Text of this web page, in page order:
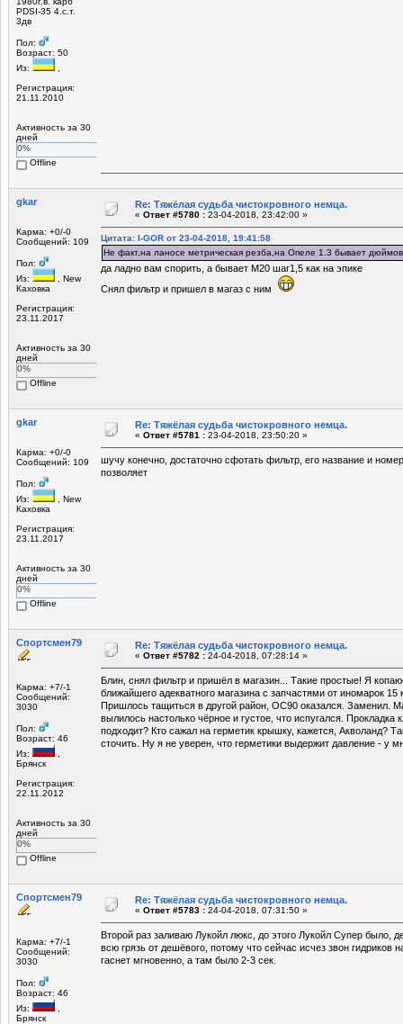
PDSI-35 4.с.т.
3дв
Пол:
Возраст: 50
Из:
Регистрация:
21.11.2010
Активность за 30
дней
0%
Offline
gkar
Карма: +0/-0
Сообщений: 109
Пол:
Из:
, New
Каховка
Регистрация:
23.11.2017
Активность за 30
дней
0%
Offline
Re: Тяжёлая судьба чистокровного немца.
« Ответ #5780 : 23-04-2018, 23:42:00 »
Цитата: I-GOR от 23-04-2018, 19:41:58
Не факт,на ланосе метрическая резба,на Опеле 1.3 бывает
да ладно вам спорить, а бывает М20 шаг1,5 как на эпике
Снял фильтр и пришел в магаз с ним
gkar
Карма: +0/-0
Сообщений: 109
Пол:
Из:
, New
Каховка
Регистрация:
23.11.2017
Активность за 30
дней
0%
Offline
Re: Тяжёлая судьба чистокровного немца.
« Ответ #5781 : 23-04-2018, 23:50:20 »
шучу конечно, достаточно сфотать фильтр, его название и
позволяет
Спортсмен79
Карма: +7/-1
Сообщений:
3030
Пол:
Возраст: 46
Из:
Брянск
Регистрация:
22.11.2012
Активность за 30
дней
0%
Offline
Re: Тяжёлая судьба чистокровного немца.
« Ответ #5782 : 24-04-2018, 07:28:14 »
Блин, снял фильтр и пришёл в магазин... Такие простые! Я
ближайшего адекватного магазина с запчастями от иномарок 15
Пришлось тащиться в другой район, ОС90 оказался. Заменил.
вылилось настолько чёрное и густое, что испугался. Прокладка
подходит? Кто сажал на герметик крышку, кажется, Акволанд?
сточить. Ну я не уверен, что герметики выдержит давление - у
Спортсмен79
Карма: +7/-1
Сообщений:
3030
Пол:
Возраст: 46
Из:
Брянск
Re: Тяжёлая судьба чистокровного немца.
« Ответ #5783 : 24-04-2018, 07:31:50 »
Второй раз заливаю Лукойл люкс, до этого Лукойл Супер
всю грязь от дешёвого, потому что сейчас исчез звон гидриков
гаснет мгновенно, а там было 2-3 сек.